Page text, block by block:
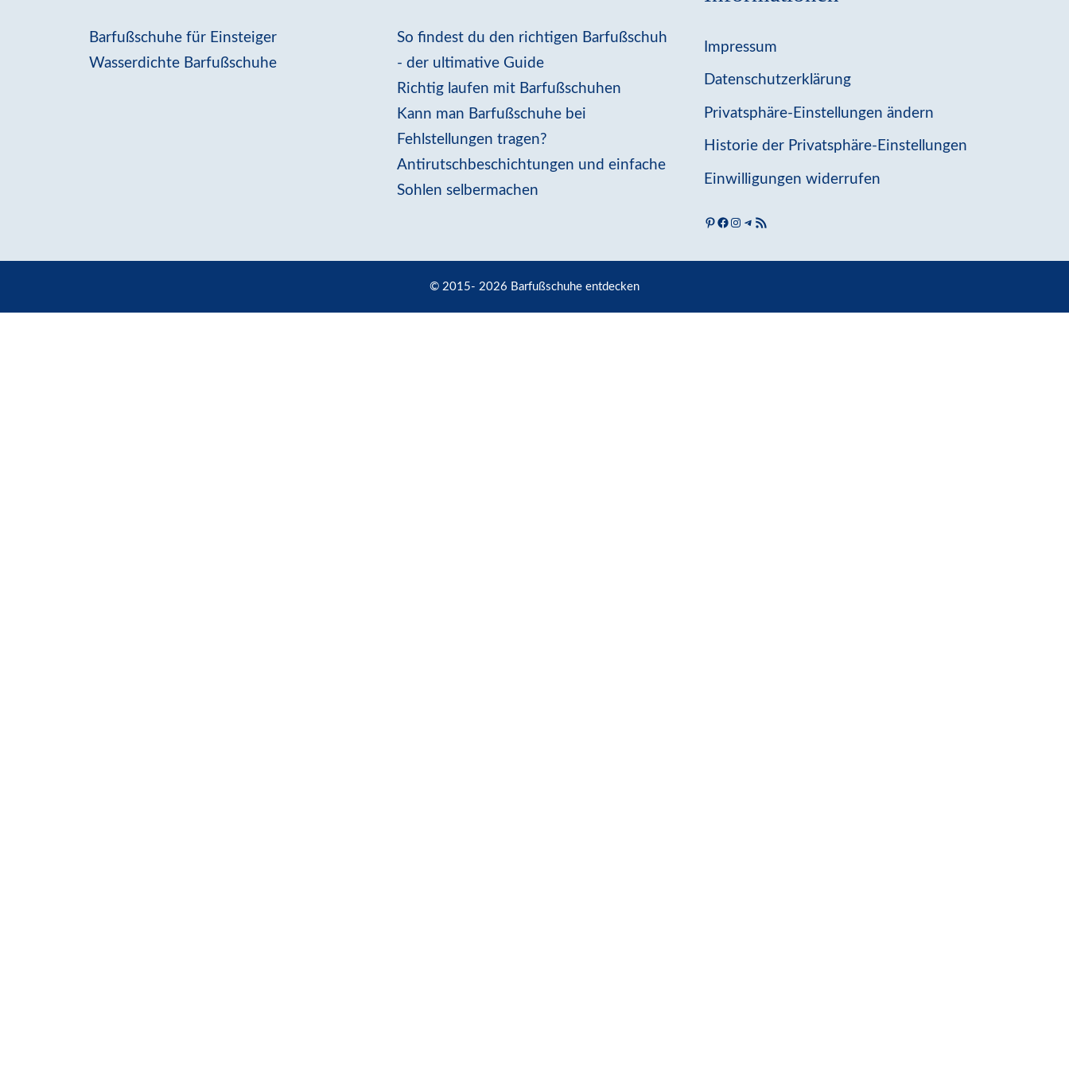
Barfußschuhe für Einsteiger
Wasserdichte Barfußschuhe
So findest du den richtigen Barfußschuh
- der ultimative Guide
Richtig laufen mit Barfußschuhen
Kann man Barfußschuhe bei
Fehlstellungen tragen?
Antirutschbeschichtungen und einfache
Sohlen selbermachen
Impressum
Datenschutzerklärung
Privatsphäre-Einstellungen ändern
Historie der Privatsphäre-Einstellungen
Einwilligungen widerrufen
Pinterest
Facebook-SeiteInstagram
Barfußschuhe entdecken bei Telegram
Abonniere den RSS-Feed
© 2015- 2026 Barfußschuhe entdecken